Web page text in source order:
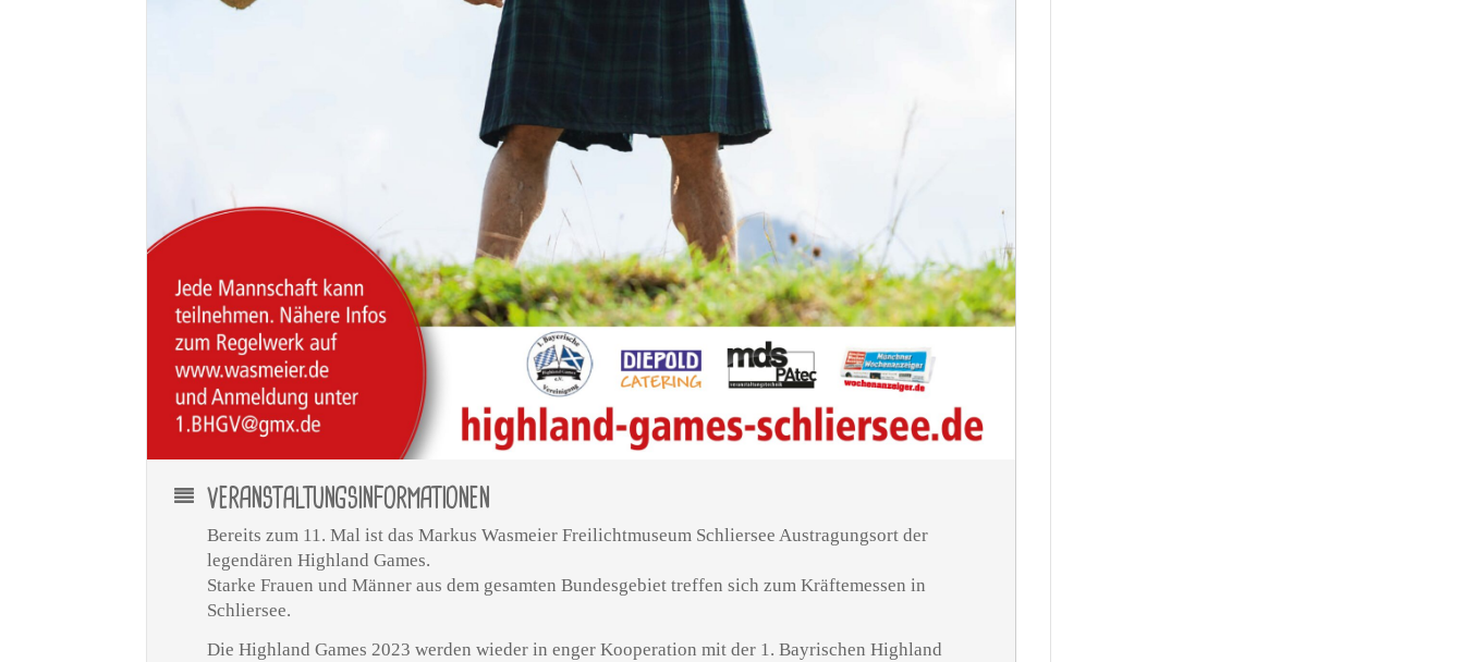
VERANSTALTUNGSINFORMATIONEN
Bereits zum 11. Mal ist das Markus Wasmeier Freilichtmuseum Schliersee Austragungsort der
legendären Highland Games.
Starke Frauen und Männer aus dem gesamten Bundesgebiet treffen sich zum Kräftemessen in
Schliersee.
Die Highland Games 2023 werden wieder in enger Kooperation mit der 1. Bayrischen Highland